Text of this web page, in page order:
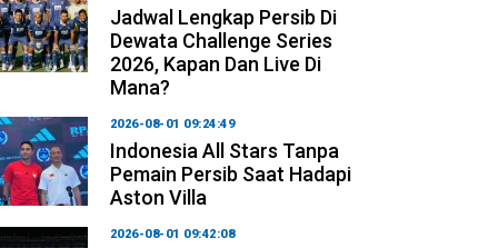
Jadwal Lengkap Persib Di
Dewata Challenge Series
2026, Kapan Dan Live Di
Mana?
2026-08-01 09:24:49
Indonesia All Stars Tanpa
Pemain Persib Saat Hadapi
Aston Villa
2026-08-01 09:42:08